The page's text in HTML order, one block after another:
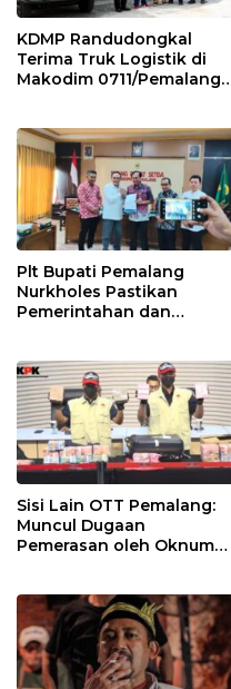
KDMP Randudongkal
Terima Truk Logistik di
Makodim 0711/Pemalang
Plt Bupati Pemalang
Nurkholes Pastikan
Pemerintahan dan
Sisi Lain OTT Pemalang:
Muncul Dugaan
Pemerasan oleh Oknum